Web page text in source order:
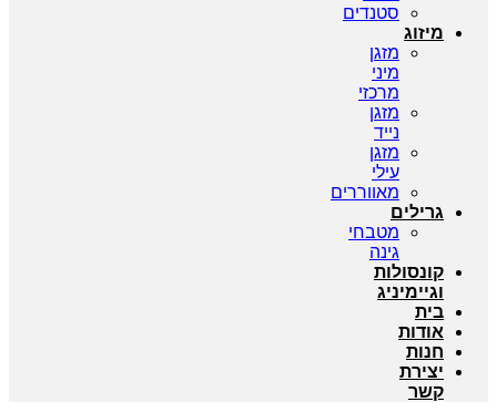
סטנדים
מיזוג
מזגן
מיני
מרכזי
מזגן
נייד
מזגן
עילי
מאווררים
גרילים
מטבחי
גינה
קונסולות
וגיימיניג
בית
אודות
חנות
יצירת
קשר